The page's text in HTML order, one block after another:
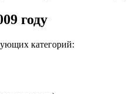
году
категорий: